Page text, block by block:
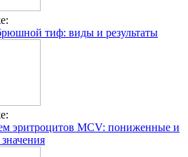
тиф: виды и результаты
эритроцитов MCV: пониженные и